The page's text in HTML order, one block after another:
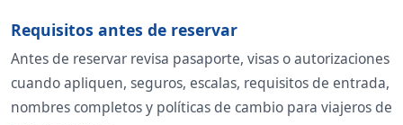
Requisitos antes de reservar
Antes de reservar revisa pasaporte, visas o autorizaciones
cuando apliquen, seguros, escalas, requisitos de entrada,
nombres completos y políticas de cambio para viajeros de